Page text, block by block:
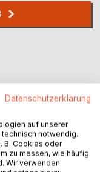
Datenschutzerklärung
auf unserer
notwendig.
B. Cookies oder
zu messen, wie häufig
Wir verwenden